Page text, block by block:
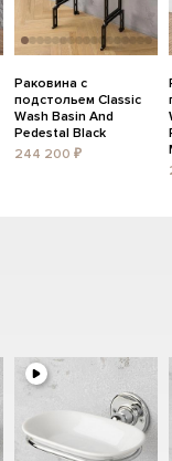
Раковина с
подстольем Classic
Wash Basin And
Pedestal Black
244 200 ₽